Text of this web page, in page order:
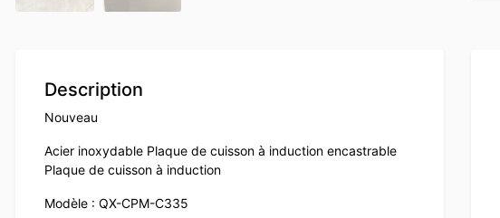
Description
Nouveau
Acier inoxydable Plaque de cuisson à induction encastrable
Plaque de cuisson à induction
Modèle : QX-CPM-C335